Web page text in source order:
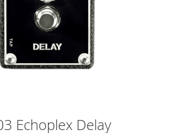
Echoplex Delay